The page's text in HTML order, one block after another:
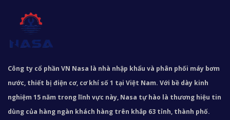
Công ty cổ phần VN Nasa là nhà nhập khẩu và phân phối máy bơm
nước, thiết bị điện cơ, cơ khí số 1 tại Việt Nam. Với bề dày kinh
nghiệm 15 năm trong lĩnh vực này, Nasa tự hào là thương hiệu tin
dùng của hàng ngàn khách hàng trên khắp 63 tỉnh, thành phố.